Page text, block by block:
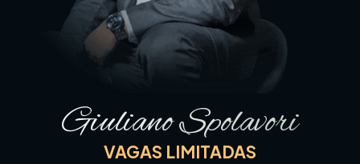
Giuliano Spolavori
VAGAS LIMITADAS